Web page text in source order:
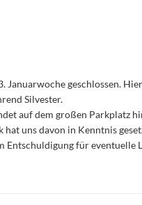
Januarwoche geschlossen.
Silvester.
auf dem großen Parkplatz
uns davon in Kenntnis
Entschuldigung für eventuelle